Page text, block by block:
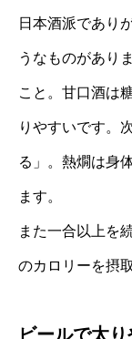
日本酒派であり
うなものがあり
こと。甘口酒は
りやすいです。
る」。熱燗は身
ます。
また一合以上を
のカロリーを摂
ビールで太